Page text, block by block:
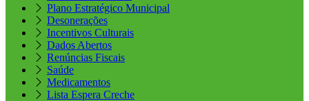
Plano Estratégico Municipal
Desonerações
Incentivos Culturais
Dados Abertos
Renúncias Fiscais
Saúde
Medicamentos
Lista Espera Creche